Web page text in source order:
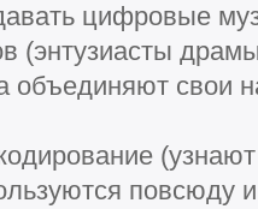
цифровые
(энтузиасты
объединяют свои
повсюду